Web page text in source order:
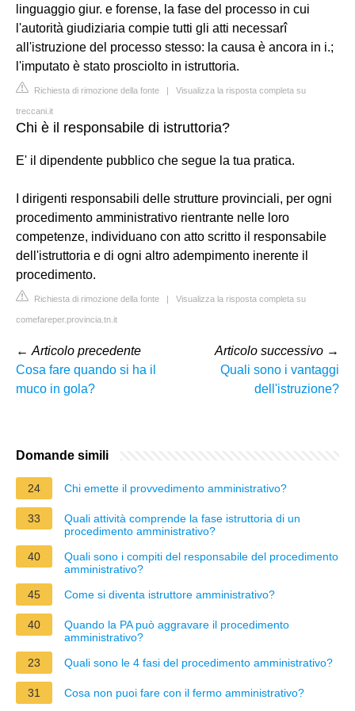
linguaggio giur. e forense, la fase del processo in cui
l'autorità giudiziaria compie tutti gli atti necessarî
all'istruzione del processo stesso: la causa è ancora in i.;
l'imputato è stato prosciolto in istruttoria.
Richiesta di rimozione della fonte | Visualizza la risposta completa su
treccani.it
Chi è il responsabile di istruttoria?
E' il dipendente pubblico che segue la tua pratica.
I dirigenti responsabili delle strutture provinciali, per ogni
procedimento amministrativo rientrante nelle loro
competenze, individuano con atto scritto il responsabile
dell'istruttoria e di ogni altro adempimento inerente il
procedimento.
Richiesta di rimozione della fonte | Visualizza la risposta completa su
comefareper.provincia.tn.it
← Articolo precedente
Cosa fare quando si ha il
muco in gola?
Articolo successivo →
Quali sono i vantaggi
dell'istruzione?
Domande simili
24 Chi emette il provvedimento amministrativo?
33
Quali attività comprende la fase istruttoria di un
procedimento amministrativo?
40
Quali sono i compiti del responsabile del procedimento
amministrativo?
45
Come si diventa istruttore amministrativo?
40
Quando la PA può aggravare il procedimento
amministrativo?
23
Quali sono le 4 fasi del procedimento amministrativo?
31 Cosa non puoi fare con il fermo amministrativo?